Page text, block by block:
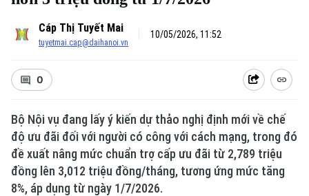
Xu hướng
Cáp Thị Tuyết Mai
tuyetmai.cap@daihanoi.vn
10/05/2026, 11:52
0
Bộ Nội vụ đang lấy ý kiến dự thảo nghị định mới về chế
độ ưu đãi đối với người có công với cách mạng, trong đó
đề xuất nâng mức chuẩn trợ cấp ưu đãi từ 2,789 triệu
đồng lên 3,012 triệu đồng/tháng, tương ứng mức tăng
8%, áp dụng từ ngày 1/7/2026.